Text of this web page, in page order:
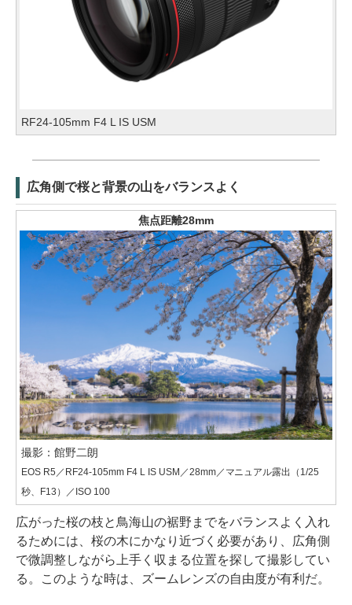
RF24-105mm F4 L IS USM
広角側で桜と背景の山をバランスよく
焦点距離28mm
撮影：館野二朗
EOS R5／RF24-105mm F4 L IS USM／28mm／マニュアル露出（1/25
秒、F13）／ISO 100
広がった桜の枝と鳥海山の裾野までをバランスよく入れ
るためには、桜の木にかなり近づく必要があり、広角側
で微調整しながら上手く収まる位置を探して撮影してい
る。このような時は、ズームレンズの自由度が有利だ。